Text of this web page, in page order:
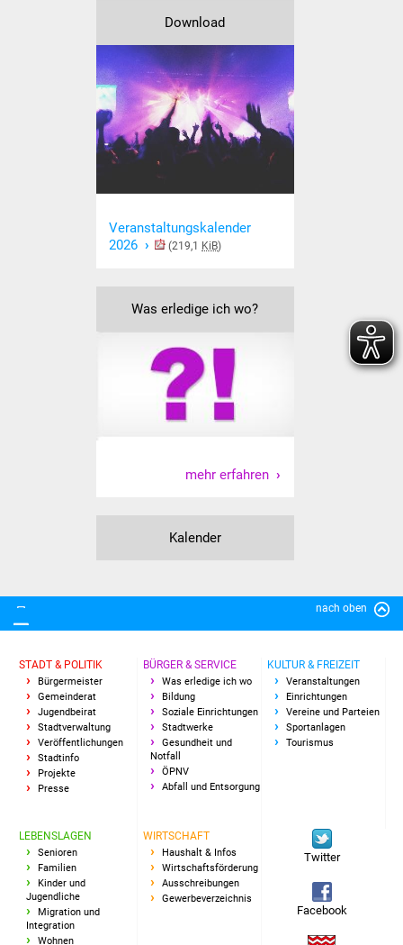
Familienzentrum
Stadtwerke
Suenergie
NETZMonitor
Ärzte und Apotheken
Hitzewarnung / UV-
Index
ÖPNV
Bürgerbus (MOBS)
Veranstaltungen
Ostermarkt
Einrichtungen
Hallenbad
Bürgerhaus
Download
Veranstaltungskalender
2026
(219,1 KiB)
Was erledige ich wo?
mehr erfahren
Kalender
nach oben
STADT & POLITIK
Bürgermeister
Gemeinderat
Jugendbeirat
Stadtverwaltung
Veröffentlichungen
Stadtinfo
Projekte
Presse
BÜRGER & SERVICE
Was erledige ich wo
Bildung
Soziale Einrichtungen
Stadtwerke
Gesundheit und
Notfall
ÖPNV
Abfall und Entsorgung
KULTUR & FREIZEIT
Veranstaltungen
Einrichtungen
Vereine und Parteien
Sportanlagen
Tourismus
LEBENSLAGEN
Senioren
Familien
Kinder und
Jugendliche
Migration und
Integration
Wohnen
WIRTSCHAFT
Haushalt & Infos
Wirtschaftsförderung
Ausschreibungen
Gewerbeverzeichnis
Twitter
Facebook